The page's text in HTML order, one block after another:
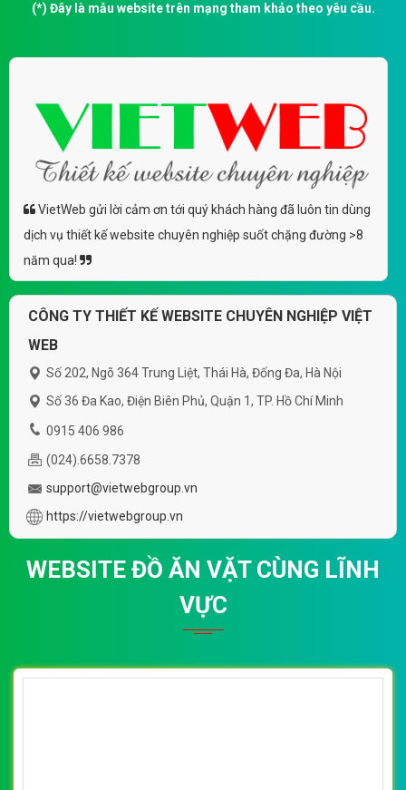
(*) Đây là mẫu website trên mạng tham khảo theo yêu cầu.
VietWeb gửi lời cảm ơn tới quý khách hàng đã luôn tin dùng
dịch vụ thiết kế website chuyên nghiệp suốt chặng đường >8
năm qua!
CÔNG TY THIẾT KẾ WEBSITE CHUYÊN NGHIỆP VIỆT
WEB
Số 202, Ngõ 364 Trung Liệt, Thái Hà, Đống Đa, Hà Nội
Số 36 Đa Kao, Điện Biên Phủ, Quận 1, TP. Hồ Chí Minh
0915 406 986
(024).6658.7378
support@vietwebgroup.vn
https://vietwebgroup.vn
WEBSITE ĐỒ ĂN VẶT CÙNG LĨNH
VỰC